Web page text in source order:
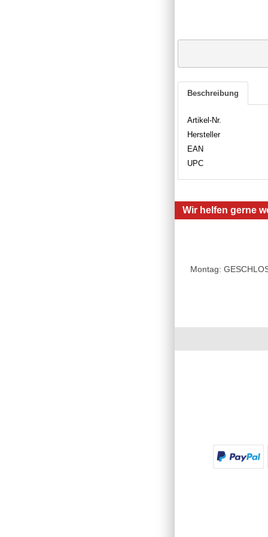
Beschreibung
Artikel-Nr.
Hersteller
EAN
UPC
Wir helfen gerne
Montag: